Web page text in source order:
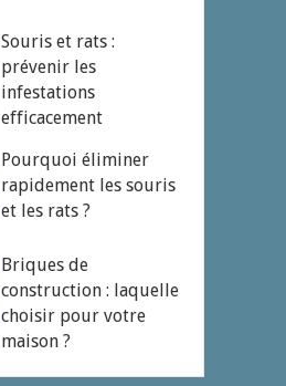
Souris et rats :
prévenir les
infestations
efficacement
Pourquoi éliminer
rapidement les souris
et les rats ?
Briques de
construction : laquelle
choisir pour votre
maison ?